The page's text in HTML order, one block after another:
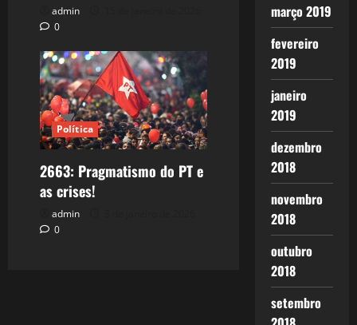
admin
0
Política
2663: Pragmatismo do PT e
as crises!
admin
0
março 2019
fevereiro
2019
janeiro
2019
dezembro
2018
novembro
2018
outubro
2018
setembro